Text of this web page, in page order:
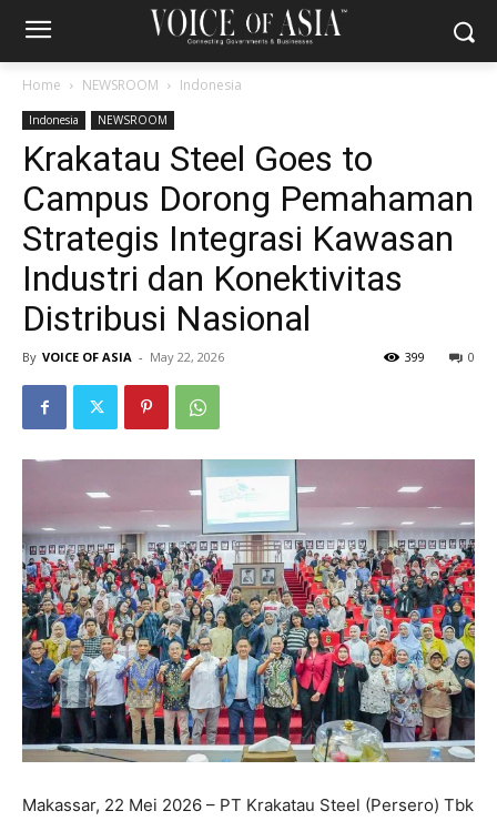
Home NEWSROOM Indonesia
Indonesia NEWSROOM
Krakatau Steel Goes to
Campus Dorong Pemahaman
Strategis Integrasi Kawasan
Industri dan Konektivitas
Distribusi Nasional
By VOICE OF ASIA - May 22, 2026 0
399
Makassar, 22 Mei 2026 – PT Krakatau Steel (Persero) Tbk